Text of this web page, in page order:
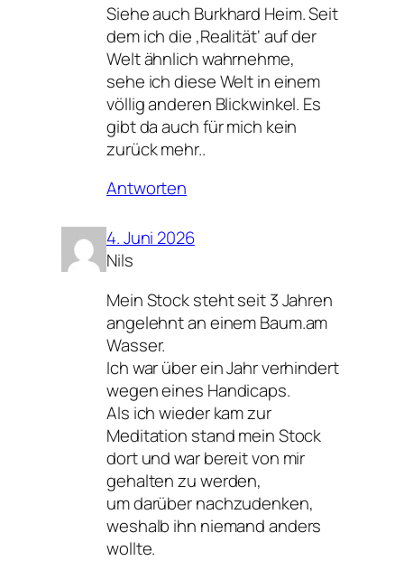
Siehe auch Burkhard Heim. Seit
dem ich die ‚Realität‘ auf der
Welt ähnlich wahrnehme,
sehe ich diese Welt in einem
völlig anderen Blickwinkel. Es
gibt da auch für mich kein
zurück mehr..
Antworten
4. Juni 2026
Nils
Mein Stock steht seit 3 Jahren
angelehnt an einem Baum.am
Wasser.
Ich war über ein Jahr verhindert
wegen eines Handicaps.
Als ich wieder kam zur
Meditation stand mein Stock
dort und war bereit von mir
gehalten zu werden,
um darüber nachzudenken,
weshalb ihn niemand anders
wollte.